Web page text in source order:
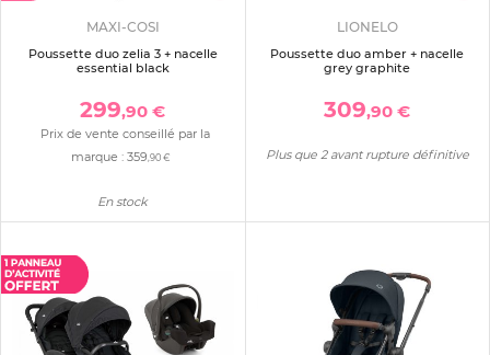
MAXI-COSI
Poussette duo zelia 3 + nacelle
essential black
299,90 €
Prix de vente conseillé par la
marque : 359 ,90 €
En stock
LIONELO
Poussette duo amber + nacelle
grey graphite
309,90 €
Plus que 2 avant rupture définitive